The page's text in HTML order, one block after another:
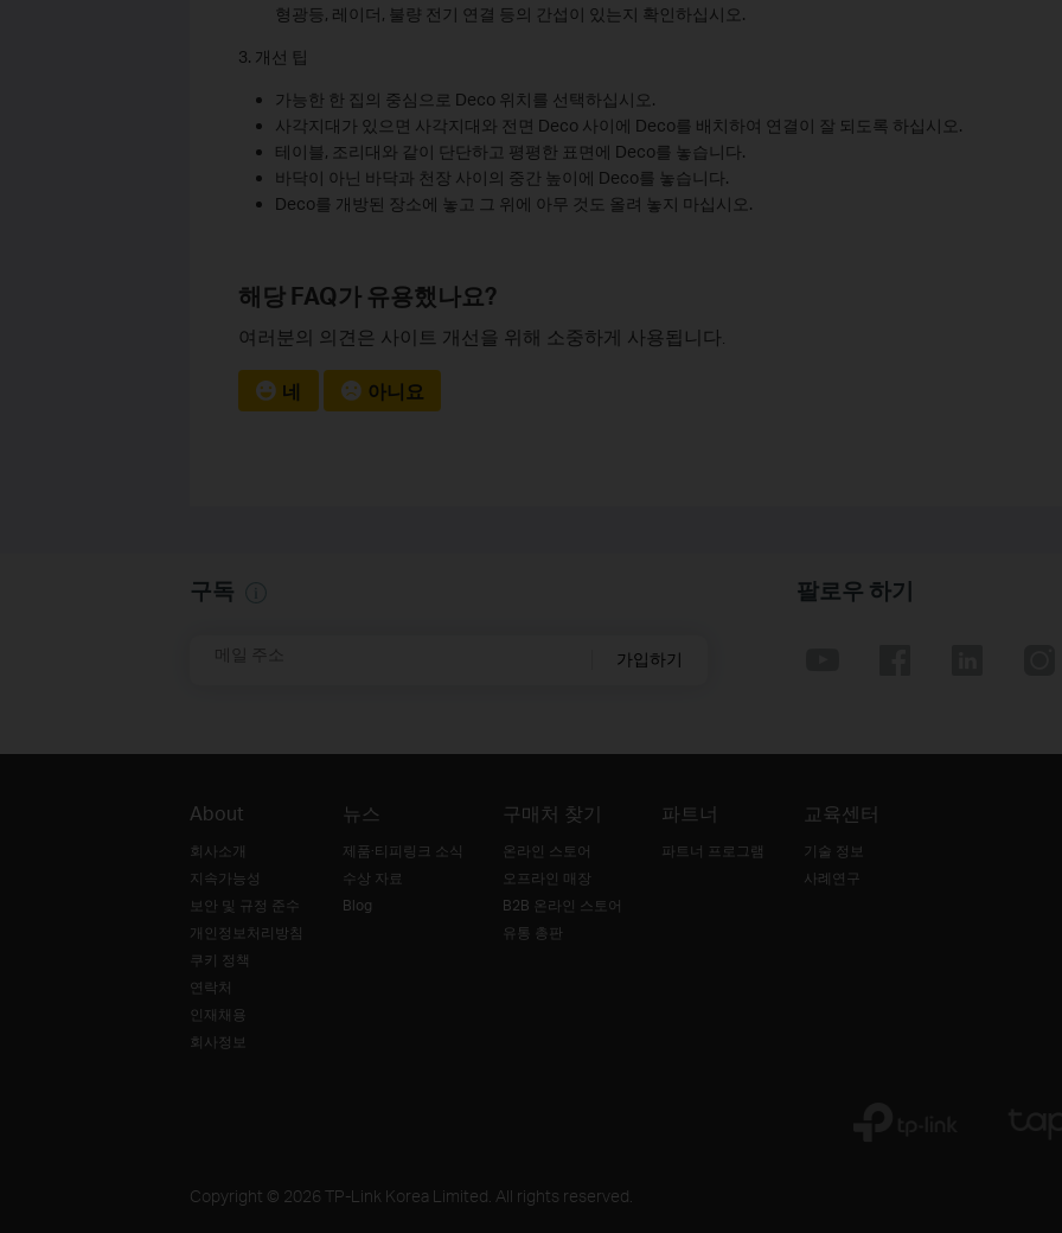
형광등, 레이더, 불량 전기 연결 등의 간섭이 있는지 확인하십시오.
3. 개선 팁
가능한 한 집의 중심으로 Deco 위치를 선택하십시오.
사각지대가 있으면 사각지대와 전면 Deco 사이에 Deco를 배치하여 연결이 잘 되도록 하십시오.
테이블, 조리대와 같이 단단하고 평평한 표면에 Deco를 놓습니다.
바닥이 아닌 바닥과 천장 사이의 중간 높이에 Deco를 놓습니다.
Deco를 개방된 장소에 놓고 그 위에 아무 것도 올려 놓지 마십시오.
해당 FAQ가 유용했나요?
여러분의 의견은 사이트 개선을 위해 소중하게 사용됩니다.
네 아니요
구독
메일 주소 가입하기
팔로우 하기
About
회사소개
지속가능성
보안 및 규정 준수
개인정보처리방침
쿠키 정책
연락처
인재채용
회사정보
뉴스
제품·티피링크 소식
수상 자료
Blog
구매처 찾기
온라인 스토어
오프라인 매장
B2B 온라인 스토어
유통 총판
파트너
파트너 프로그램
교육센터
기술 정보
사례연구
Copyright © 2026 TP-Link Korea Limited. All rights reserved.